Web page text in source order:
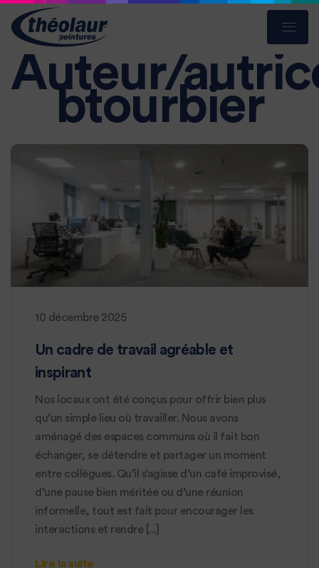
Auteur/
btourbier
10 décembre 2025
Un cadre de travail agréable et
inspirant
Nos locaux ont été conçus pour offrir bien plus
qu’un simple lieu où travailler. Nous avons
aménagé des espaces communs où il fait bon
échanger, se détendre et partager un moment
entre collègues. Qu’il s’agisse d’un café improvisé,
d’une pause bien méritée ou d’une réunion
informelle, tout est fait pour encourager les
interactions et rendre [...]
Lire la suite